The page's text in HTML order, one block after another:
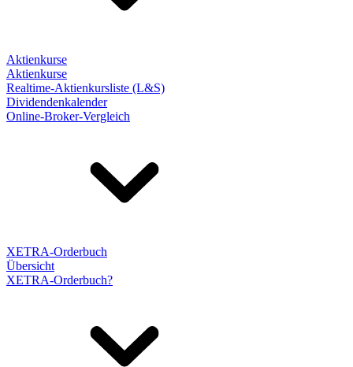
Aktienkurse
Aktienkurse
Realtime-Aktienkursliste (L&S)
Dividendenkalender
Online-Broker-Vergleich
XETRA-Orderbuch
Übersicht
XETRA-Orderbuch?